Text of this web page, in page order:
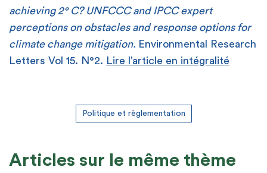
achieving 2° C? UNFCCC and IPCC expert
perceptions on obstacles and response options for
climate change mitigation. Environmental Research
Letters Vol 15. N°2.
Lire l’article en intégralité
Politique et règlementation
Articles sur le même thème